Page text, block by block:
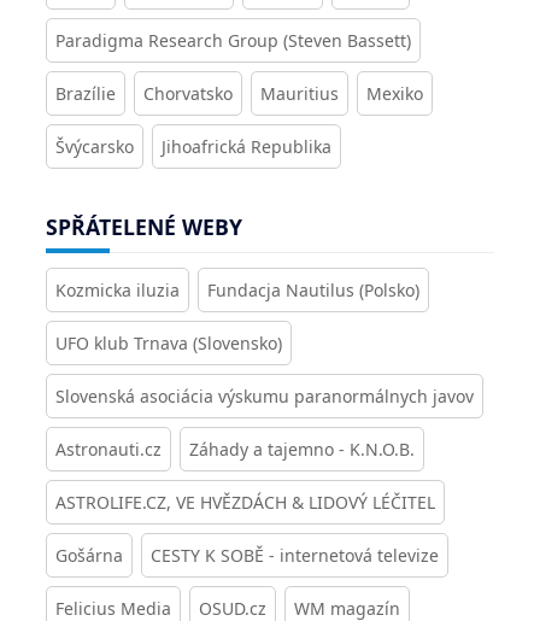
Paradigma Research Group (Steven Bassett)
Brazílie Chorvatsko Mauritius Mexiko
Švýcarsko Jihoafrická Republika
SPŘÁTELENÉ WEBY
Kozmicka iluzia Fundacja Nautilus (Polsko)
UFO klub Trnava (Slovensko)
Slovenská asociácia výskumu paranormálnych javov
Astronauti.cz Záhady a tajemno - K.N.O.B.
ASTROLIFE.CZ, VE HVĚZDÁCH & LIDOVÝ LÉČITEL
Gošárna CESTY K SOBĚ - internetová televize
Felicius Media OSUD.cz WM magazín